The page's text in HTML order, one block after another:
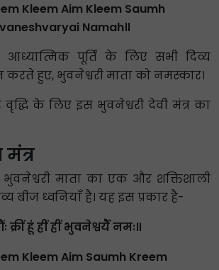
Kleem Aim Kleem Saumh
Namah॥
आध्यात्मिक पूर्ति के लिए सभी दिव्य
करते हुए, भुवनेश्वरी माता को नमस्कार।
वृद्धि के लिए इस भुवनेश्वरी देवी मंत्र का
मंत्र
भुवनेश्वरी माता का एक और शक्तिशाली
बीज ध्वनियाँ हैं। यह इस प्रकार है-
क्रीं हूं ह्रीं ह्रीं भुवनेश्वर्यै नमः॥
Kleem Aim Saumh Kreem